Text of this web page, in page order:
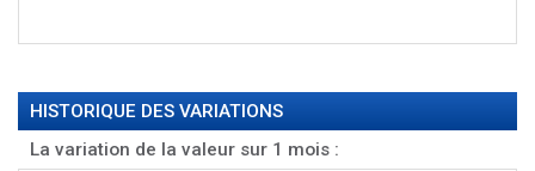
HISTORIQUE DES VARIATIONS
La variation de la valeur sur 1 mois :